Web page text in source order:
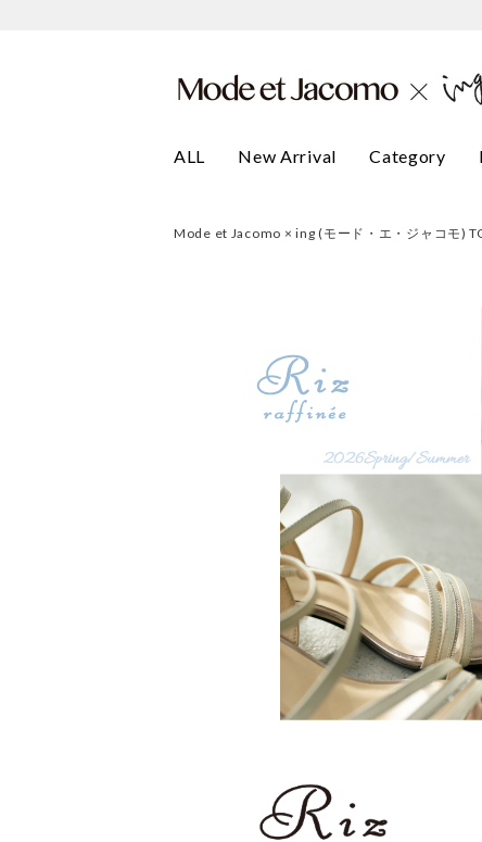
ALL New Arrival Category
Mode et Jacomo × ing (モード・エ・ジャコモ)